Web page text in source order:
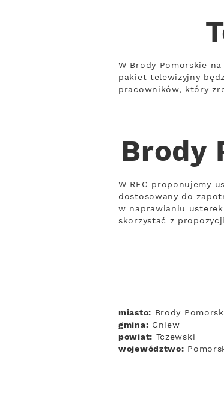
W Brody Pomorskie
pakiet telewizyjny
pracowników, który
Brody
W RFC proponujemy
dostosowany do
w naprawianiu
skorzystać z
miasto: Brody
gmina: Gniew
powiat: Tczewski
województwo: